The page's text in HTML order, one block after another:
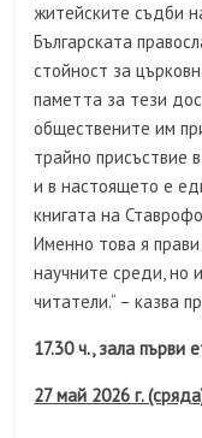
житейските съдби
Българската
стойност за
паметта за тези
обществените им
трайно присъствие
и в настоящето е
книгата на
Именно това я
научните среди, но
читатели.“ – казва
17.30 ч., зала първи
27май 2026 г.